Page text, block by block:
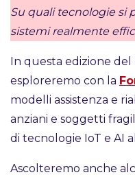
Su quali tecnologie si
sistemi realmente
In questa edizione del
esploreremo con la
modelli assistenza e
anziani e soggetti
di tecnologie IoT e AI
Ascolteremo anche